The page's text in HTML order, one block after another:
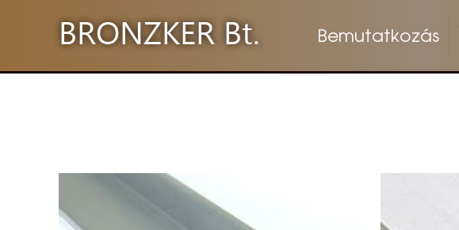
BRONZKER Bt. Bemutatkozás